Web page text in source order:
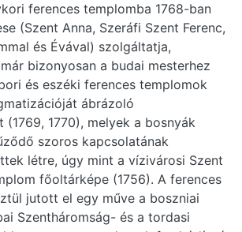
ferences templomba 1768-ban
(Szent Anna, Szeráfi Szent Ferenc,
és Évával) szolgáltatja,
bizonyosan a budai mesterhez
és eszéki ferences templomok
ábrázoló
(1769, 1770), melyek a bosnyák
szoros kapcsolatának
létre, úgy mint a vízivárosi Szent
főoltárképe (1756). A ferences
jutott el egy műve a boszniai
Szentháromság- és a tordasi